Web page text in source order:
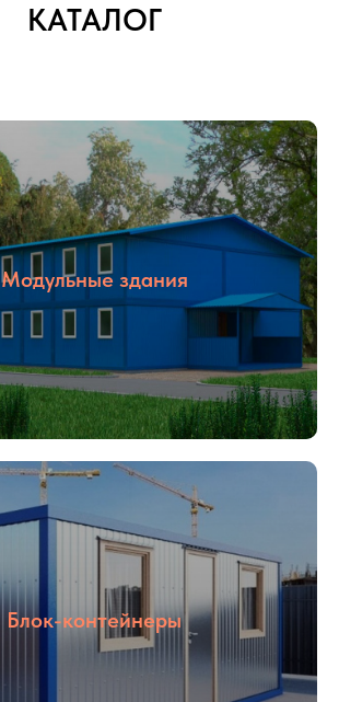
КАТАЛОГ
Модульные здания
Блок-контейнеры